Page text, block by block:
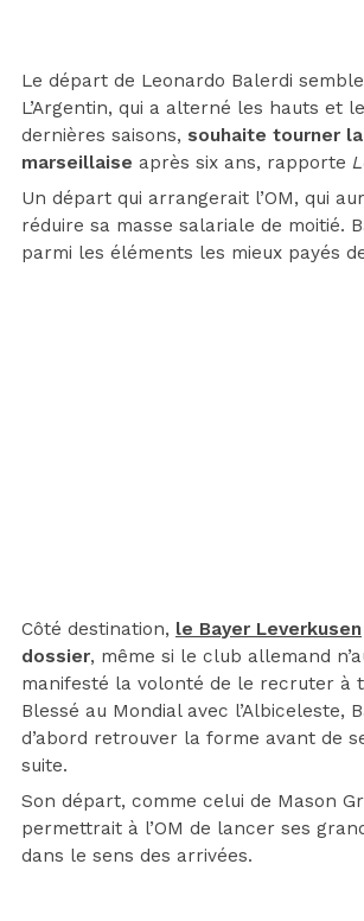
Le départ de Leonardo Balerdi
L’Argentin, qui a alterné les hauts et
dernières saisons, souhaite tourner
marseillaise après six ans, rapporte
Un départ qui arrangerait l’OM, qui
réduire sa masse salariale de moitié.
parmi les éléments les mieux payés
Côté destination, le Bayer Leverkusen
dossier, même si le club allemand
manifesté la volonté de le recruter à
Blessé au Mondial avec l’Albiceleste,
d’abord retrouver la forme avant de
suite.
Son départ, comme celui de Mason
permettrait à l’OM de lancer ses
dans le sens des arrivées.